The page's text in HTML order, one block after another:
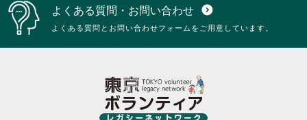
よくある質問・お問い合わせ expand_circle_down
よくある質問とお問い合わせフォームをご用意しています。